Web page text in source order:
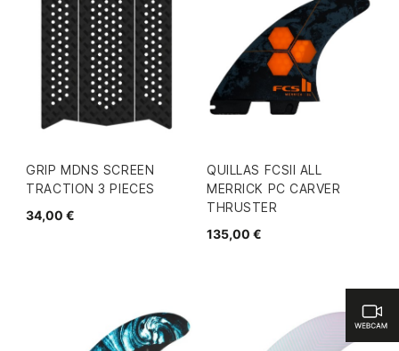
GRIP MDNS SCREEN
TRACTION 3 PIECES
34,00 €
QUILLAS FCSII ALL
MERRICK PC CARVER
THRUSTER
135,00 €